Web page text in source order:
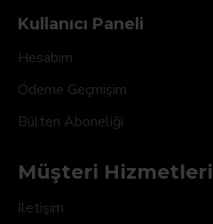
Kullanıcı Paneli
Hesabım
Ödeme Geçmişim
Bülten Aboneliği
Müşteri Hizmetleri
İletişim